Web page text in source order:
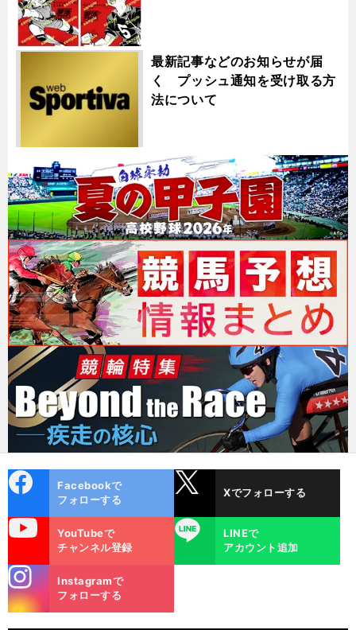
最新記事などのお知らせが届
く プッシュ通知を受け取る方
法について
ok
Facebookで
フォローする
Xでフォローする
YouTubeで
チャンネル登録
LINE
LINEで
アカウント追加
m
Instagramで
フォローする